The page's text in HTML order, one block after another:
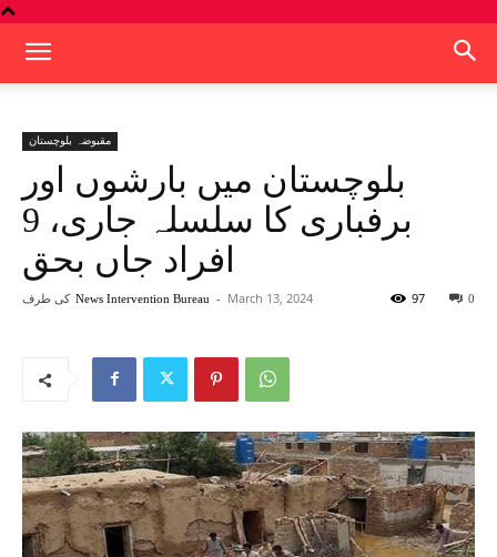
مقبوضہ بلوچستان
بلوچستان میں بارشوں اور
برفباری کا سلسلہ جاری، 9
افراد جاں بحق
کی طرف News Intervention Bureau - March 13, 2024 0
97